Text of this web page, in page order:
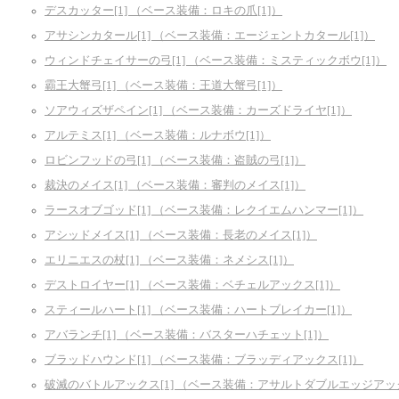
デスカッター[1] （ベース装備：ロキの爪[1]）
アサシンカタール[1] （ベース装備：エージェントカタール[1]）
ウィンドチェイサーの弓[1] （ベース装備：ミスティックボウ[1]）
霸王大蟹弓[1] （ベース装備：王道大蟹弓[1]）
ソアウィズザペイン[1] （ベース装備：カーズドライヤ[1]）
アルテミス[1] （ベース装備：ルナボウ[1]）
ロビンフッドの弓[1] （ベース装備：盗賊の弓[1]）
裁決のメイス[1] （ベース装備：審判のメイス[1]）
ラースオブゴッド[1] （ベース装備：レクイエムハンマー[1]）
アシッドメイス[1] （ベース装備：長老のメイス[1]）
エリニエスの杖[1] （ベース装備：ネメシス[1]）
デストロイヤー[1] （ベース装備：ベチェルアックス[1]）
スティールハート[1] （ベース装備：ハートブレイカー[1]）
アバランチ[1] （ベース装備：バスターハチェット[1]）
ブラッドハウンド[1] （ベース装備：ブラッディアックス[1]）
破滅のバトルアックス[1] （ベース装備：アサルトダブルエッジアッ